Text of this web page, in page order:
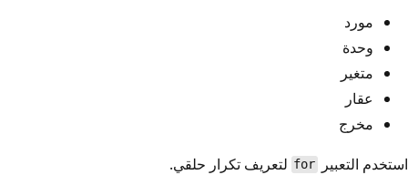
مورد
وحدة
متغير
عقار
مخرج
استخدم التعبير
for لتعريف تكرار حلقي.